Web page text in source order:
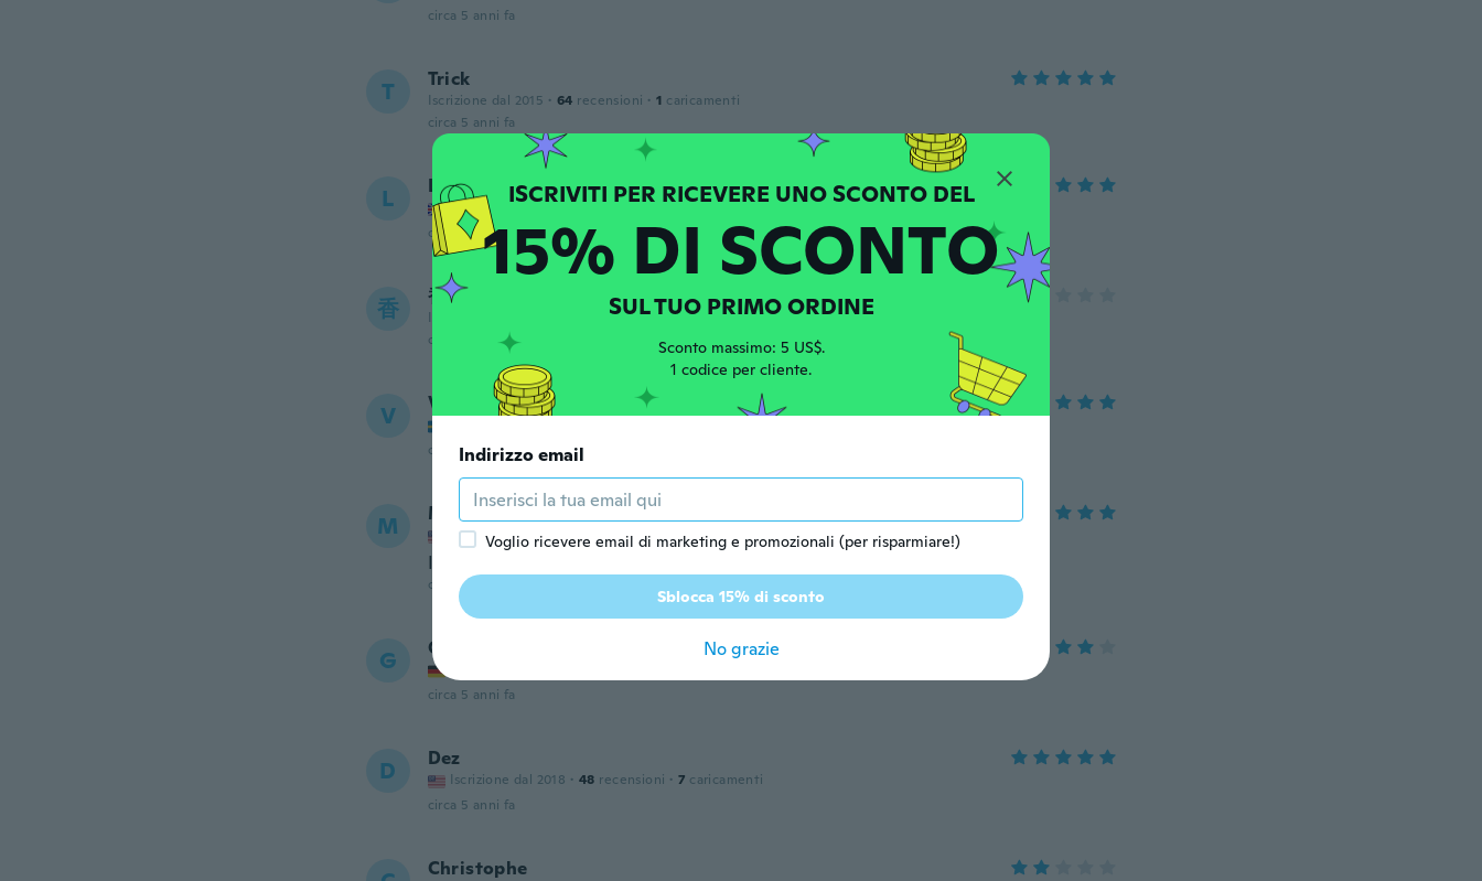
circa 5 anni fa
T Trick
Iscrizione dal 2015 · 64 recensioni · 1 caricamenti
circa 5 anni fa
L Luke
Iscrizione dal 2019 · 94 recensioni
circa 5 anni fa
香 香川
Iscrizione dal 2020
recensioni
circa 5 anni fa
V Victor
circa 5 anni fa
M Matthew
Iscrizione dal 2017 recensioni
I shove it in my butt and it makes me poop all over my lover. We love it❤️
circa 5 anni fa
G George
circa 5 anni fa
D Dez
Iscrizione dal 2018 · 48 recensioni · 7 caricamenti
circa 5 anni fa
Christophe
ISCRIVITI PER RICEVERE UNO SCONTO DEL
15% DI SCONTO
SUL TUO PRIMO ORDINE
Sconto massimo: 5 US$.
1 codice per cliente.
Indirizzo email
Voglio ricevere email di marketing e promozionali (per risparmiare!)
Sblocca 15% di sconto
No grazie